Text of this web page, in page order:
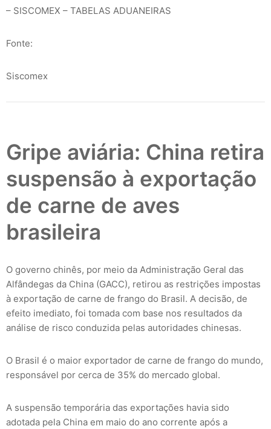
– SISCOMEX – TABELAS ADUANEIRAS
Fonte:
Siscomex
Gripe aviária: China retira
suspensão à exportação
de carne de aves
brasileira
O governo chinês, por meio da Administração Geral das
Alfândegas da China (GACC), retirou as restrições impostas
à exportação de carne de frango do Brasil. A decisão, de
efeito imediato, foi tomada com base nos resultados da
análise de risco conduzida pelas autoridades chinesas.
O Brasil é o maior exportador de carne de frango do mundo,
responsável por cerca de 35% do mercado global.
A suspensão temporária das exportações havia sido
adotada pela China em maio do ano corrente após a